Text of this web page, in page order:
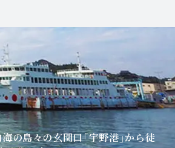
の島々の玄関口「宇野港」から徒